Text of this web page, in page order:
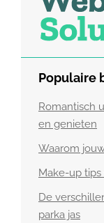
Populaire
Romantisch
en genieten
Waarom
Make-up
De
parka jas